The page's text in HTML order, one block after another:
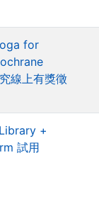
for
線上有獎徵
+
試用